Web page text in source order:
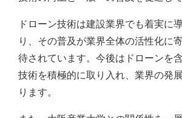
グループ会社一覧を見る
ドローン技術は建設業界でも着実に
り、その普及が業界全体の活性化に
待されています。今後はドローンを
技術を積極的に取り入れ、業界の発
ります。